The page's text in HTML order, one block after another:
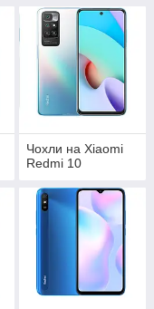
Чохли на Xiaomi
Redmi 10